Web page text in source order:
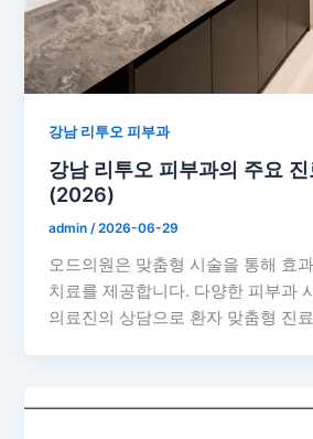
강남 리투오 피부과
강남 리투오 피부과의 주요
(2026)
admin/2026-06-29
오드의원은 맞춤형 시술을 통해 효
치료를 제공합니다. 다양한 피부과
의료진의 상담으로 환자 맞춤형 진